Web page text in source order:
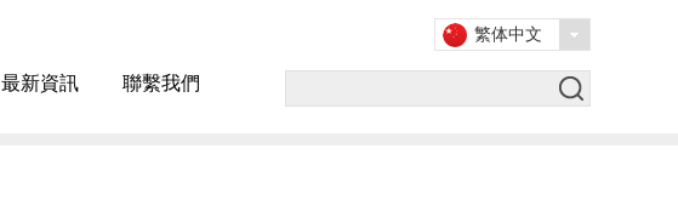
最新資訊 聯繫我們
繁体中文